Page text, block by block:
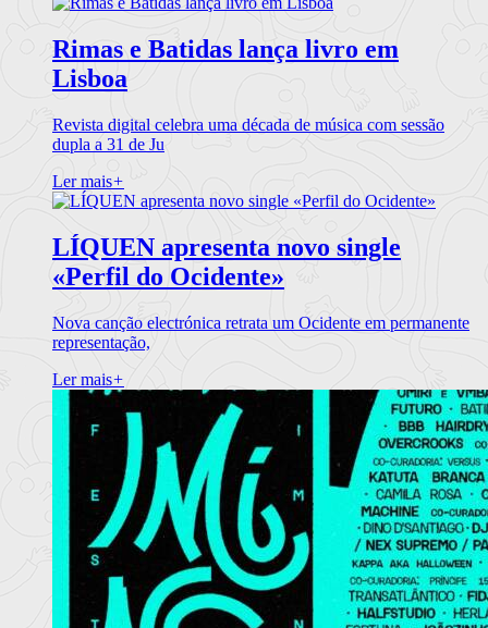
Rimas e Batidas lança livro em
Lisboa
Revista digital celebra uma década de música com sessão
dupla a 31 de Ju
Ler mais+
LÍQUEN apresenta novo single
«Perfil do Ocidente»
Nova canção electrónica retrata um Ocidente em permanente
representação,
Ler mais+